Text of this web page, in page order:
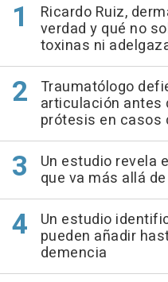
Ricardo Ruiz,
verdad y qué no
toxinas ni
Traumatólogo
articulación antes
prótesis en casos
Un estudio revela
que va más allá
Un estudio
pueden añadir
demencia